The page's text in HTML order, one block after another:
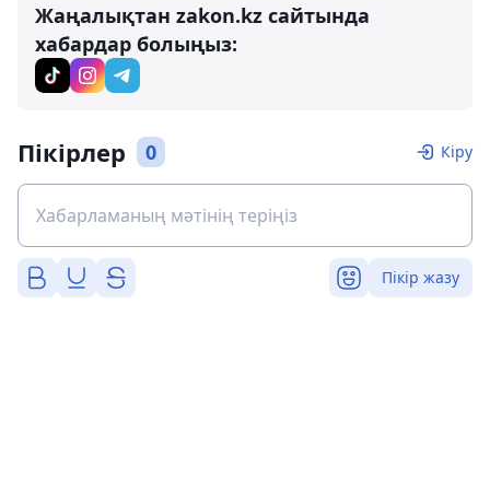
Жаңалықтан zakon.kz сайтында
хабардар болыңыз:
Пікірлер 0 Кіру
Пікір жазу